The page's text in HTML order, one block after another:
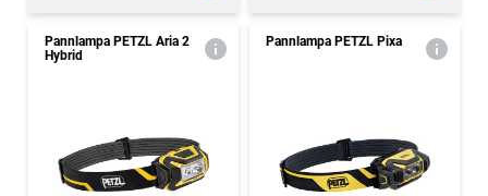
Pannlampa PETZL Aria 2
Hybrid
Pannlampa PETZL Pixa